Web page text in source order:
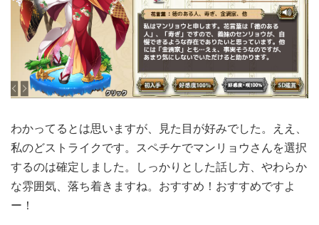
わかってるとは思いますが、見た目が好みでした。ええ、
私のどストライクです。スペチケでマンリョウさんを選択
するのは確定しました。しっかりとした話し方、やわらか
な雰囲気、落ち着きますね。おすすめ！おすすめですよ
ー！